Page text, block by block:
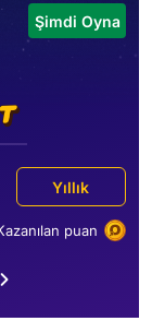
Şimdi Oyna
Yıllık
puan